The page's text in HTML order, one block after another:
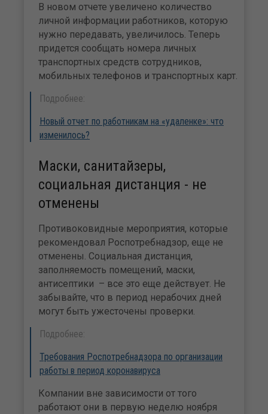
В новом отчете увеличено количество
личной информации работников, которую
нужно передавать, увеличилось. Теперь
придется сообщать номера личных
транспортных средств сотрудников,
мобильных телефонов и транспортных карт.
Подробнее:
Новый отчет по работникам на «удаленке»: что
изменилось?
Маски, санитайзеры,
социальная дистанция - не
отменены
Противоковидные мероприятия, которые
рекомендовал Роспотребнадзор, еще не
отменены. Социальная дистанция,
заполняемость помещений, маски,
антисептики – все это еще действует. Не
забывайте, что в период нерабочих дней
могут быть ужесточены проверки.
Подробнее:
Требования Роспотребнадзора по организации
работы в период коронавируса
Компании вне зависимости от того
работают они в первую неделю ноября